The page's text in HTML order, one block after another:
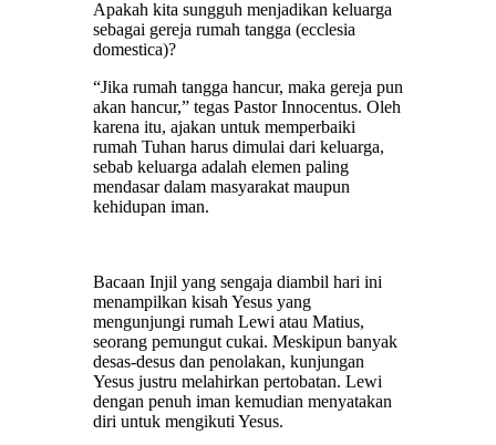
Apakah kita sungguh menjadikan keluarga
sebagai gereja rumah tangga (ecclesia
domestica)?
“Jika rumah tangga hancur, maka gereja pun
akan hancur,” tegas Pastor Innocentus. Oleh
karena itu, ajakan untuk memperbaiki
rumah Tuhan harus dimulai dari keluarga,
sebab keluarga adalah elemen paling
mendasar dalam masyarakat maupun
kehidupan iman.
Bacaan Injil yang sengaja diambil hari ini
menampilkan kisah Yesus yang
mengunjungi rumah Lewi atau Matius,
seorang pemungut cukai. Meskipun banyak
desas-desus dan penolakan, kunjungan
Yesus justru melahirkan pertobatan. Lewi
dengan penuh iman kemudian menyatakan
diri untuk mengikuti Yesus.